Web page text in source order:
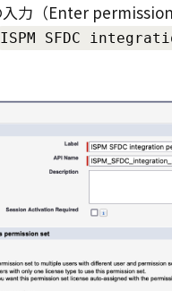
力（Enter
ISPM SFDC